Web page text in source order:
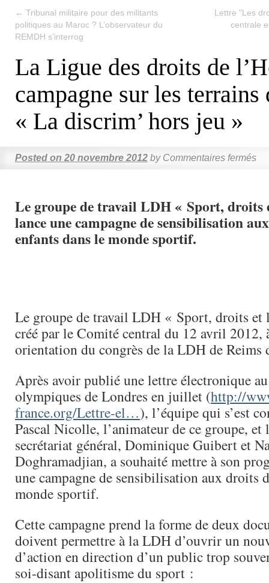
← Tribunal militaire pour des militants
politiques au Maroc ? L’observateur du
REMDH s’interrog
Lettre "Les
centrale
La Ligue des droits de
campagne sur les terrains
« La discrim’ hors jeu »
Posted on 20 novembre 2012 by Commentaires fermés
Le groupe de travail LDH « Sport, droits
lance une campagne de sensibilisation
enfants dans le monde sportif.
Le groupe de travail LDH « Sport, droits et
créé par le Comité central du 12 avril 2012,
orientation du congrès de la LDH de Reims
Après avoir publié une lettre électronique
olympiques de Londres en juillet (http://
france.org/Lettre-el…), l’équipe qui s’est
Pascal Nicolle, l’animateur de ce groupe, et
secrétariat général, Dominique Guibert et
Doghramadjian, a souhaité mettre à son
une campagne de sensibilisation aux droits
monde sportif.
Cette campagne prend la forme de deux
doivent permettre à la LDH d’ouvrir un
d’action en direction d’un public trop
soi-disant apolitisme du sport :